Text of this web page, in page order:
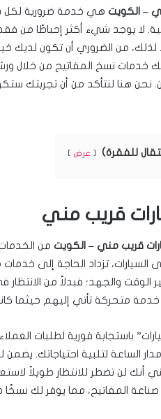
– الكويت هي خدمة ضرورية لكل
لا يوجد شيء أكثر إحباطًا من
من الضروري أن تكون لديك
خدمات نسخ المفاتيح من خلال
هنا لنتأكد من أن تجربتك
للفقرة) عرض
قريب مني
قريب مني – الكويت من
السيارات، تزداد الحاجة إلى
والجهد؛ فبدلاً من الانتظار
متحركة تأتي إليهم حيثما
باستجابة فورية لطلبات
الساعة لتلبية احتياجاتك.
أنك لن تضطر للانتظار طويلاً
المفاتيح، مما يوفر لك